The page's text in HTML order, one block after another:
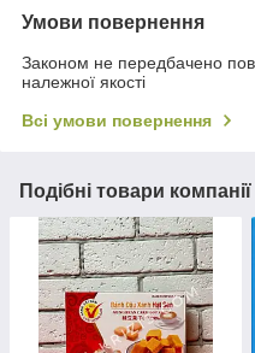
Умови повернення
Законом не передбачено
належної якості
Всі умови повернення
Подібні товари компанії